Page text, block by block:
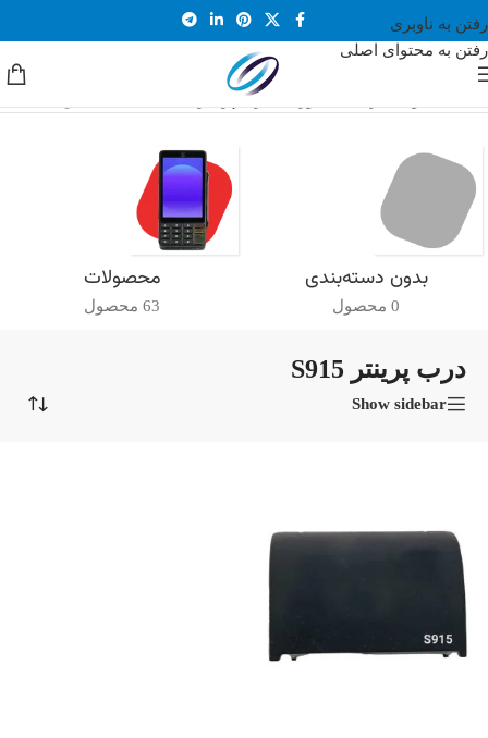
رفتن به ناوبری
رفتن به محتوای اصلی
محصولات برچسب خورده “درب پرینتر S915”
بدون دسته‌بندی
0 محصول
محصولات
63 محصول
درب پرینتر S915
Show sidebar